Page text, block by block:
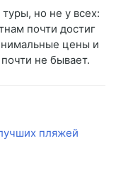
но не у всех:
почти достиг
цены и
не бывает.